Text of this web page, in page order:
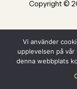
Copyright ©
Powered by
Vi använder
upplevelsen på
denna webbplats